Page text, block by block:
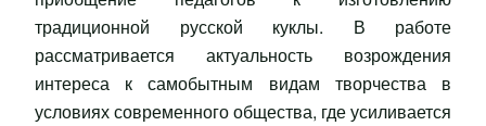
традиционной русской куклы. В работе
рассматривается актуальность возрождения
интереса к самобытным видам творчества в
условиях современного общества, где усиливается